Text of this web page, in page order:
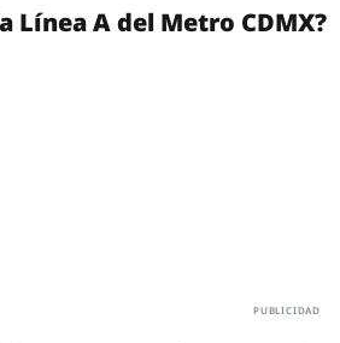
Línea A del Metro CDMX?